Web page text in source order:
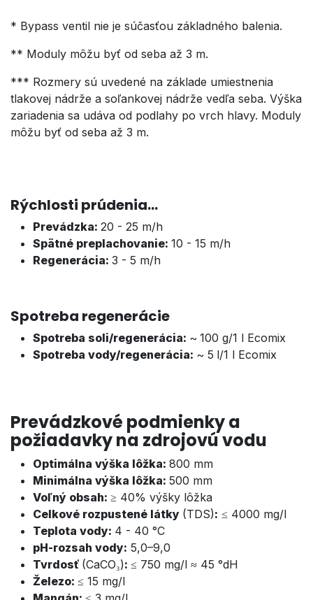
* Bypass ventil nie je súčasťou základného balenia.
** Moduly môžu byť od seba až 3 m.
*** Rozmery sú uvedené na základe umiestnenia
tlakovej nádrže a soľankovej nádrže vedľa seba. Výška
zariadenia sa udáva od podlahy po vrch hlavy. Moduly
môžu byť od seba až 3 m.
Rýchlosti prúdenia...
Prevádzka: 20 - 25 m/h
Spätné preplachovanie: 10 - 15 m/h
Regenerácia: 3 - 5 m/h
Spotreba regenerácie
Spotreba soli/regenerácia: ~ 100 g/1 l Ecomix
Spotreba vody/regenerácia: ~ 5 l/1 l Ecomix
Prevádzkové podmienky a
požiadavky na zdrojovú vodu
Optimálna výška lôžka: 800 mm
Minimálna výška lôžka: 500 mm
Voľný obsah: ≥ 40% výšky lôžka
Celkové rozpustené látky (TDS): ≤ 4000 mg/l
Teplota vody: 4 - 40 °C
pH-rozsah vody: 5,0–9,0
Tvrdosť (CaCO₃): ≤ 750 mg/l ≈ 45 °dH
Železo: ≤ 15 mg/l